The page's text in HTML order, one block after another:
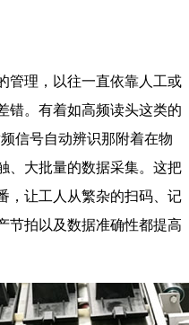
管理，以往一直依靠人工或
错。有着如高频读头这类的
信号自动辨识那附着在物
、大批量的数据采集。这把
，让工人从繁杂的扫码、记
节拍以及数据准确性都提高